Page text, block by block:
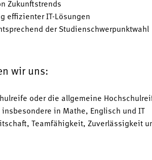
Zukunftstrends
effizienter IT-Lösungen
der Studienschwerpunktwahl
wir uns:
oder die allgemeine
insbesondere in Mathe, Englisch und IT
Teamfähigkeit, Zuverlässigkeit